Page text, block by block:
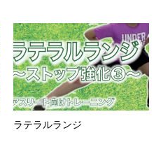
ラテラルランジ